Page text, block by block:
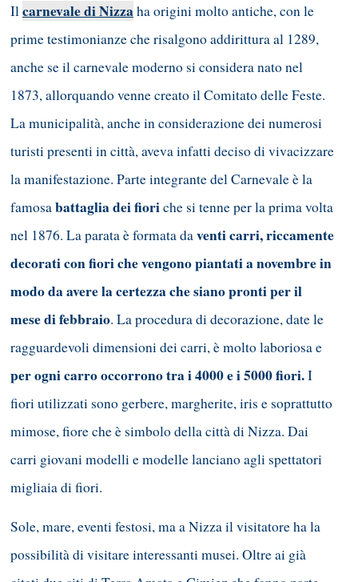
Ilcarnevale di Nizzaha origini molto antiche, con le
prime testimonianze che risalgono addirittura al 1289,
anche se il carnevale moderno si considera nato nel
1873, allorquando venne creato il Comitato delle Feste.
La municipalità, anche in considerazione dei numerosi
turisti presenti in città, aveva infatti deciso di vivacizzare
la manifestazione. Parte integrante del Carnevale è la
famosabattaglia dei fioriche si tenne per la prima volta
nel 1876. La parata è formata daventi carri, riccamente
decorati con fiori che vengono piantati a novembre in
modo da avere la certezza che siano pronti per il
mese di febbraio. La procedura di decorazione, date le
ragguardevoli dimensioni dei carri, è molto laboriosa e
per ogni carro occorrono tra i 4000 e i 5000 fiori.I
fiori utilizzati sono gerbere, margherite, iris e soprattutto
mimose, fiore che è simbolo della città di Nizza. Dai
carri giovani modelli e modelle lanciano agli spettatori
migliaia di fiori.
Sole, mare, eventi festosi, ma a Nizza il visitatore ha la
possibilità di visitare interessanti musei. Oltre ai già